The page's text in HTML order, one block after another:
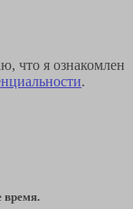
что я ознакомлен
.
время.